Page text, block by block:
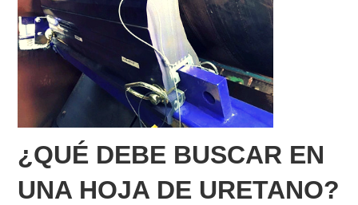
¿QUÉ DEBE BUSCAR EN
UNA HOJA DE URETANO?